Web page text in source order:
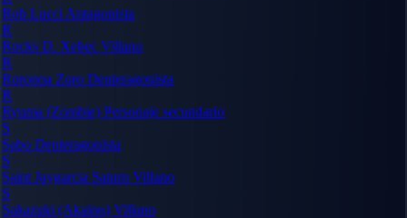
Rob Lucci Antagonista
R
Rocks D. Xebec Villano
R
Roronoa Zoro Deuteragonista
R
Ryuma (Zombie) Personaje secundario
S
Sabo Deuteragonista
S
Saint Jaygarcia Saturn Villano
S
Sakazuki (Akainu) Villano